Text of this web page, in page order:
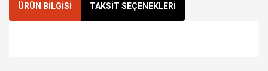
ÜRÜN BİLGİSİ TAKSİT SEÇENEKLERİ